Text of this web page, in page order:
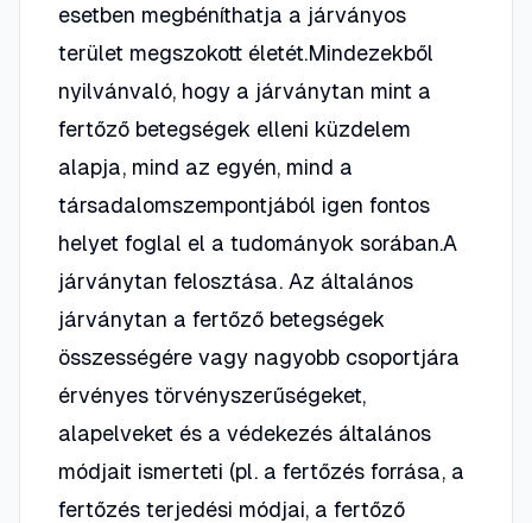
esetben megbéníthatja a járványos
terület megszokott életét.Mindezekből
nyilvánvaló, hogy a járványtan mint a
fertőző betegségek elleni küzdelem
alapja, mind az egyén, mind a
társadalomszempontjából igen fontos
helyet foglal el a tudományok sorában.A
járványtan felosztása. Az általános
járványtan a fertőző betegségek
összességére vagy nagyobb csoportjára
érvényes törvényszerűségeket,
alapelveket és a védekezés általános
módjait ismerteti (pl. a fertőzés forrása, a
fertőzés terjedési módjai, a fertőző